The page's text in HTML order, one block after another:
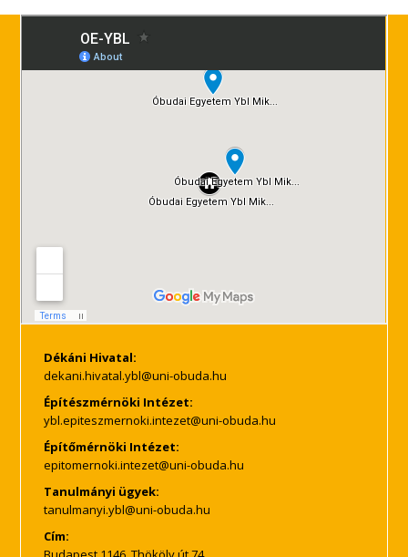
Dékáni Hivatal:
Építészmérnöki Intézet:
Építőmérnöki Intézet:
Tanulmányi ügyek:
Cím: